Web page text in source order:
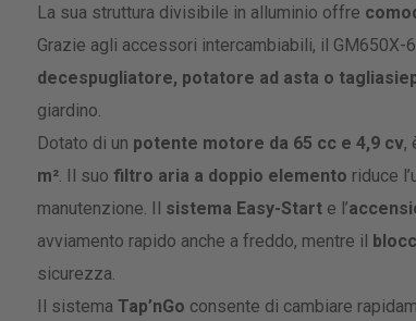
La sua struttura divisibile in alluminio offre
Grazie agli accessori intercambiabili, il GM650X-
decespugliatore, potatore ad asta o
giardino.
Dotato di un potente motore da 65 cc e 4,9 cv,
m². Il suo filtro aria a doppio elemento riduce
manutenzione. Il sistema Easy-Starte l’
avviamento rapido anche a freddo, mentre il
sicurezza.
Il sistema Tap’nGo consente di cambiare